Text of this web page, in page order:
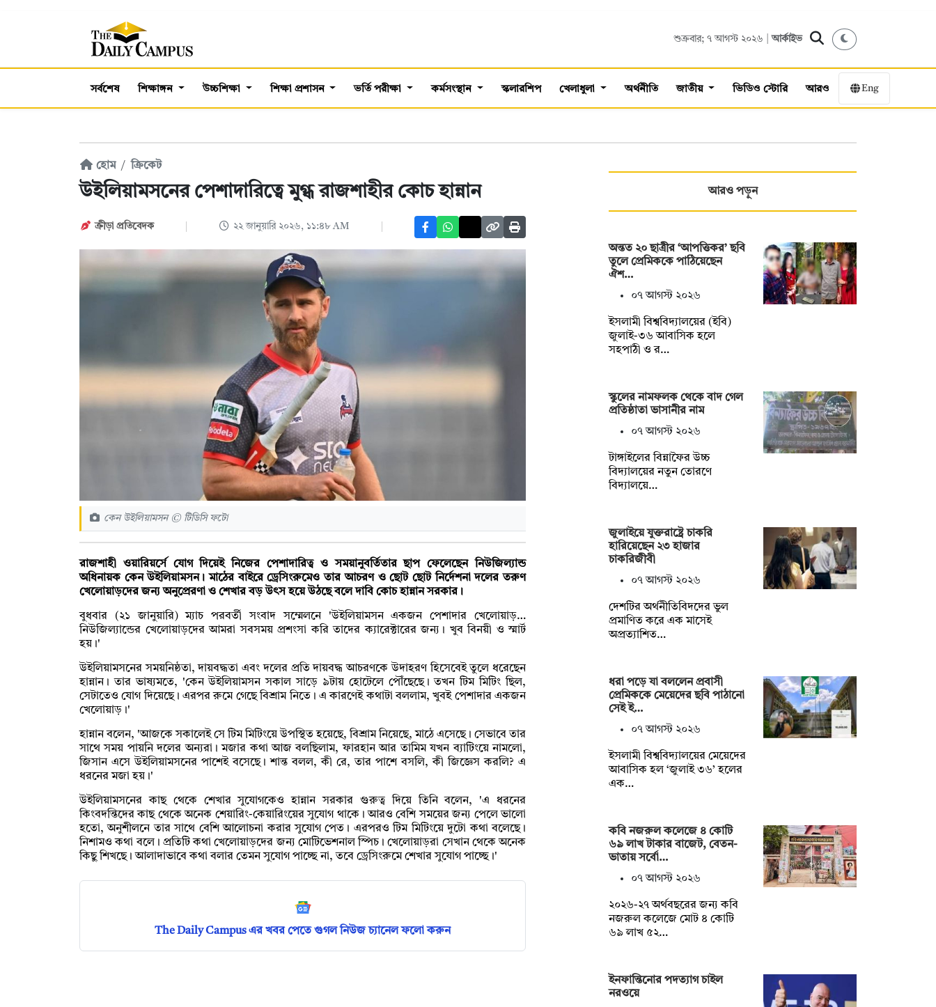
শুক্রবার; ৭ আগস্ট ২০২৬ |আর্কাইভ
সর্বশেষ শিক্ষাঙ্গন উচ্চশিক্ষা শিক্ষা প্রশাসন ভর্তি পরীক্ষা কর্মসংস্থান স্কলারশিপ খেলাধুলা অর্থনীতি জাতীয় ভিডিও স্টোরি আরও Eng
হোম ক্রিকেট
উইলিয়ামসনের পেশাদারিত্বে মুগ্ধ রাজশাহীর কোচ হান্নান
ক্রীড়া প্রতিবেদক ২২ জানুয়ারি ২০২৬, ১১:৪৮ AM
কেন উইলিয়ামসন © টিডিসি ফটো
রাজশাহী ওয়ারিয়র্সে যোগ দিয়েই নিজের পেশাদারিত্ব ও সময়ানুবর্তিতার ছাপ ফেলেছেন নিউজিল্যান্ড
অধিনায়ক কেন উইলিয়ামসন। মাঠের বাইরে ড্রেসিংরুমেও তার আচরণ ও ছোট ছোট নির্দেশনা দলের তরুণ
খেলোয়াড়দের জন্য অনুপ্রেরণা ও শেখার বড় উৎস হয়ে উঠছে বলে দাবি কোচ হান্নান সরকার।
বুধবার (২১ জানুয়ারি) ম্যাচ পরবর্তী সংবাদ সম্মেলনে 'উইলিয়ামসন একজন পেশাদার খেলোয়াড়…
নিউজিল্যান্ডের খেলোয়াড়দের আমরা সবসময় প্রশংসা করি তাদের ক্যারেক্টারের জন্য। খুব বিনয়ী ও স্মার্ট
হয়।'
উইলিয়ামসনের সময়নিষ্ঠতা, দায়বদ্ধতা এবং দলের প্রতি দায়বদ্ধ আচরণকে উদাহরণ হিসেবেই তুলে ধরেছেন
হান্নান। তার ভাষ্যমতে, 'কেন উইলিয়ামসন সকাল সাড়ে ৯টায় হোটেলে পৌঁছেছে। তখন টিম মিটিং ছিল,
সেটাতেও যোগ দিয়েছে। এরপর রুমে গেছে বিশ্রাম নিতে। এ কারণেই কথাটা বললাম, খুবই পেশাদার একজন
খেলোয়াড়।'
হান্নান বলেন, 'আজকে সকালেই সে টিম মিটিংয়ে উপস্থিত হয়েছে, বিশ্রাম নিয়েছে, মাঠে এসেছে। সেভাবে তার
সাথে সময় পায়নি দলের অন্যরা। মজার কথা আজ বলছিলাম, ফারহান আর তামিম যখন ব্যাটিংয়ে নামলো,
জিসান এসে উইলিয়ামসনের পাশেই বসেছে। শান্ত বলল, কী রে, তার পাশে বসলি, কী জিজ্ঞেস করলি? এ
ধরনের মজা হয়।'
উইলিয়ামসনের কাছ থেকে শেখার সুযোগকেও হান্নান সরকার গুরুত্ব দিয়ে তিনি বলেন, 'এ ধরনের
কিংবদন্তিদের কাছ থেকে অনেক শেয়ারিং-কেয়ারিংয়ের সুযোগ থাকে। আরও বেশি সময়ের জন্য পেলে ভালো
হতো, অনুশীলনে তার সাথে বেশি আলোচনা করার সুযোগ পেত। এরপরও টিম মিটিংয়ে দুটো কথা বলেছে।
নিশামও কথা বলে। প্রতিটি কথা খেলোয়াড়দের জন্য মোটিভেশনাল স্পিচ। খেলোয়াড়রা সেখান থেকে অনেক
কিছু শিখছে। আলাদাভাবে কথা বলার তেমন সুযোগ পাচ্ছে না, তবে ড্রেসিংরুমে শেখার সুযোগ পাচ্ছে।'
The Daily Campus এর খবর পেতে গুগল নিউজ চ্যানেল ফলো করুন
আরও পড়ুন
অন্তত ২০ ছাত্রীর ‘আপত্তিকর’ ছবি
তুলে প্রেমিককে পাঠিয়েছেন
ঐশ…
০৭ আগস্ট ২০২৬
ইসলামী বিশ্ববিদ্যালয়ের (ইবি)
জুলাই-৩৬ আবাসিক হলে
সহপাঠী ও র…
স্কুলের নামফলক থেকে বাদ গেল
প্রতিষ্ঠাতা ভাসানীর নাম
০৭ আগস্ট ২০২৬
টাঙ্গাইলের বিন্নাফৈর উচ্চ
বিদ্যালয়ের নতুন তোরণে
বিদ্যালয়ে…
জুলাইয়ে যুক্তরাষ্ট্রে চাকরি
হারিয়েছেন ২৩ হাজার
চাকরিজীবী
০৭ আগস্ট ২০২৬
দেশটির অর্থনীতিবিদদের ভুল
প্রমাণিত করে এক মাসেই
অপ্রত্যাশিত…
ধরা পড়ে যা বললেন প্রবাসী
প্রেমিককে মেয়েদের ছবি পাঠানো
সেই ই…
০৭ আগস্ট ২০২৬
ইসলামী বিশ্ববিদ্যালয়ের মেয়েদের
আবাসিক হল ‘জুলাই ৩৬’ হলের
এক…
কবি নজরুল কলেজে ৪ কোটি
৬৯ লাখ টাকার বাজেট, বেতন-
ভাতায় সর্বো…
০৭ আগস্ট ২০২৬
২০২৬-২৭ অর্থবছরের জন্য কবি
নজরুল কলেজে মোট ৪ কোটি
৬৯ লাখ ৫২…
ইনফান্তিনোর পদত্যাগ চাইল
নরওয়ে